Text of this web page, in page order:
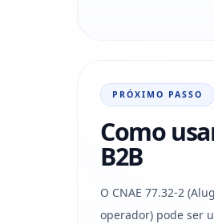
PRÓXIMO PASSO
Como
B2B
O CNAE 77.32-2
operador) pode ser